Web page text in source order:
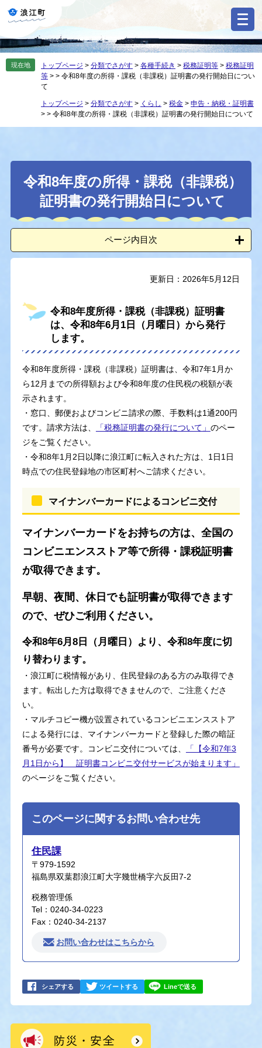
の
先
ー
を
文
現在地 トップページ > 分類でさがす > 各種手続き > 税務証明等 > 税務証明
等 > > 令和8年度の所得・課税（非課税）証明書の発行開始日につい
て
トップページ > 分類でさがす > くらし > 税金 > 申告・納税・証明書
> > 令和8年度の所得・課税（非課税）証明書の発行開始日について
本
令和8年度の所得・課税（非課税）
証明書の発行開始日について
ページ内目次
更新日：2026年5月12日
令和8年度所得・課税（非課税）証明書
は、令和8年6月1日（月曜日）から発行
します。
令和8年度所得・課税（非課税）証明書は、令和7年1月か
ら12月までの所得額および令和8年度の住民税の税額が表
示されます。
・窓口、郵便およびコンビニ請求の際、手数料は1通200円
です。請求方法は、
「税務証明書の発行について」 のペー
ジをご覧ください。
・令和8年1月2日以降に浪江町に転入された方は、1日1日
時点での住民登録地の市区町村へご請求ください。
マイナンバーカードによるコンビニ交付
マイナンバーカードをお持ちの方は、全国の
コンビニエンスストア等で所得・課税証明書
が取得できます。
早朝、夜間、休日でも証明書が取得できます
ので、ぜひご利用ください。
令和8年6月8日（月曜日）より、令和8年度に切
り替わります。
​・浪江町に税情報があり、住民登録のある方のみ取得でき
ます。転出した方は取得できませんので、ご注意くださ
い。
・マルチコピー機が設置されているコンビニエンスストア
による発行には、マイナンバーカードと登録した際の暗証
番号が必要です。コンビニ交付については、
「【令和7年3
月1日から】 証明書コンビニ交付サービスが始まります」
のページをご覧ください。
このページに関するお問い合わせ先
住民課
〒979-1592
福島県双葉郡浪江町大字幾世橋字六反田7-2
税務管理係
Tel：0240-34-0223
Fax：0240-34-2137
お問い合わせはこちらから
シェアする ツイートする Lineで送る